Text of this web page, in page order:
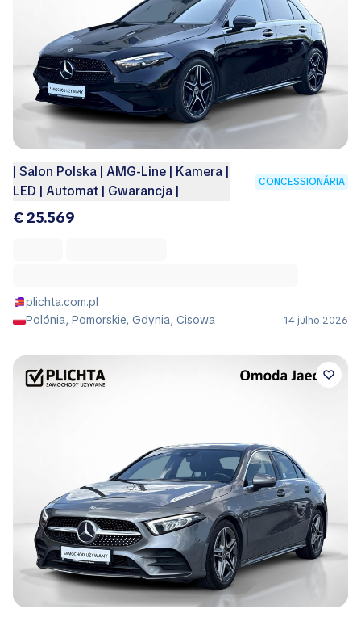
| Salon Polska | AMG-Line | Kamera |
LED | Automat | Gwarancja |
CONCESSIONÁRIA
€ 25.569
plichta.com.pl
Polónia, Pomorskie, Gdynia, Cisowa
14 julho 2026